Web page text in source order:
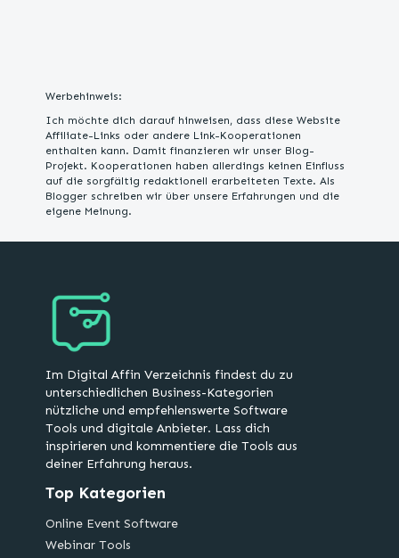
Werbehinweis:
Ich möchte dich darauf hinweisen, dass diese Website
Affiliate-Links oder andere Link-Kooperationen
enthalten kann. Damit finanzieren wir unser Blog-
Projekt. Kooperationen haben allerdings keinen Einfluss
auf die sorgfältig redaktionell erarbeiteten Texte. Als
Blogger schreiben wir über unsere Erfahrungen und die
eigene Meinung.
Im Digital Affin Verzeichnis findest du zu
unterschiedlichen Business-Kategorien
nützliche und empfehlenswerte Software
Tools und digitale Anbieter. Lass dich
inspirieren und kommentiere die Tools aus
deiner Erfahrung heraus.
Top Kategorien
Online Event Software
Webinar Tools